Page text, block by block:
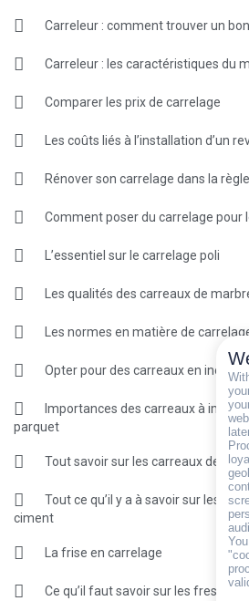
Carreleur : comment trouver un
Carreleur : les caractéristiques du
Comparer les prix de carrelage
Les coûts liés à l’installation d’un
Rénover son carrelage dans la
Comment poser du carrelage pour
L’essentiel sur le carrelage poli
Les qualités des carreaux de
Les normes en matière de
Opter pour des carreaux en inox
Importances des carreaux à
parquet
Tout savoir sur les carreaux de
Tout ce qu’il y a à savoir sur les
ciment
La frise en carrelage
Ce qu’il faut savoir sur les fresques